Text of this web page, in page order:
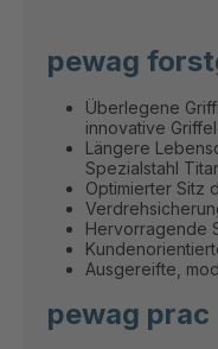
pewag
Überlegene
innovative
Längere
Spezialstahl
Optimierter Sitz
Hervorragende
Ausgereifte,
pewag prac